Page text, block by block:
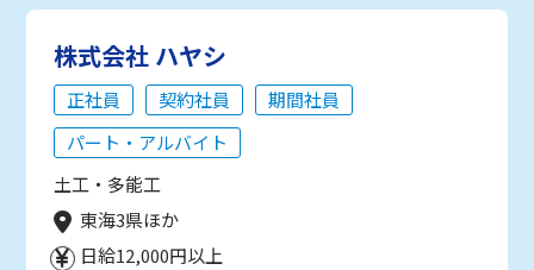
株式会社 ハヤシ
正社員 契約社員
期間社員
パート・アルバイト
土工・多能工
東海3県ほか
日給12,000円以上